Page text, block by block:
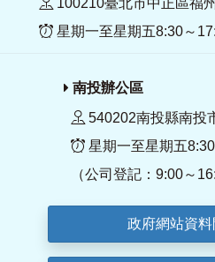
星期一至星期五8:30～
南投辦公區
540202南投縣南投
星期一至星期五
（公司登記：9:00～
政府網站資